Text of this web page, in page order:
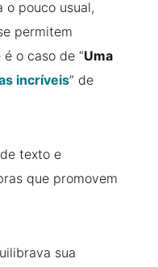
o pouco usual,
permitem
o caso de “Uma
incríveis” de
texto e
que promovem
sua